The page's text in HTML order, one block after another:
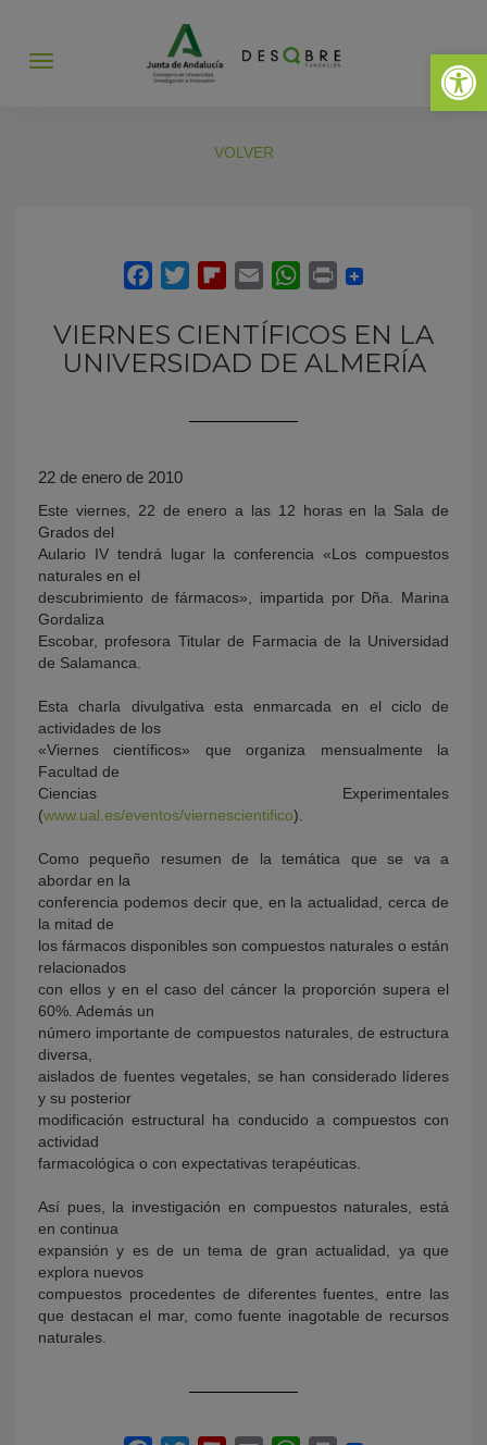
Abrir
Abrir
VOLVER
VIERNES CIENTÍFICOS EN LA
UNIVERSIDAD DE ALMERÍA
22 de enero de 2010
Este viernes, 22 de enero a las 12 horas en la Sala de
Grados del
Aulario IV tendrá lugar la conferencia «Los compuestos
naturales en el
descubrimiento de fármacos», impartida por Dña. Marina
Gordaliza
Escobar, profesora Titular de Farmacia de la Universidad
de Salamanca.
Esta charla divulgativa esta enmarcada en el ciclo de
actividades de los
«Viernes científicos» que organiza mensualmente la
Facultad de
Ciencias Experimentales
(www.ual.es/eventos/viernescientifico).
Como pequeño resumen de la temática que se va a
abordar en la
conferencia podemos decir que, en la actualidad, cerca de
la mitad de
los fármacos disponibles son compuestos naturales o están
relacionados
con ellos y en el caso del cáncer la proporción supera el
60%. Además un
número importante de compuestos naturales, de estructura
diversa,
aislados de fuentes vegetales, se han considerado líderes
y su posterior
modificación estructural ha conducido a compuestos con
actividad
farmacológica o con expectativas terapéuticas.
Así pues, la investigación en compuestos naturales, está
en continua
expansión y es de un tema de gran actualidad, ya que
explora nuevos
compuestos procedentes de diferentes fuentes, entre las
que destacan el mar, como fuente inagotable de recursos
naturales.